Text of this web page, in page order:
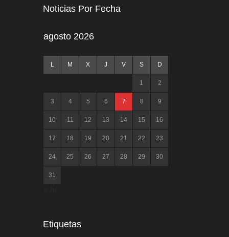
Noticias Por Fecha
agosto 2026
L M X J V S D
1 2
3 4 5 6 7 8 9
10 11 12 13 14 15 16
17 18 19 20 21 22 23
24 25 26 27 28 29 30
31
Etiquetas